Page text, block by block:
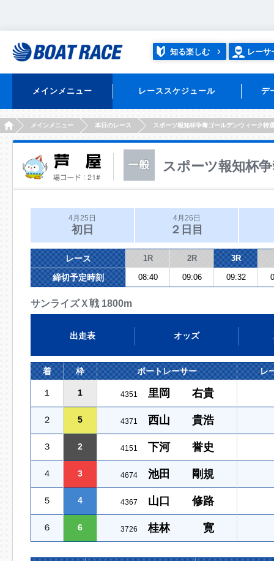
知る楽しむ レーサ
メインメニュー レーススケジュール デ
HOMEメインメニュー 本日のレース スポーツ報知杯争奪ゴールデンウィーク特
スポーツ報知杯
4月25日
初日
4月26日
２日目
レース 1R 2R 3R
締切予定時刻 08:40 09:06 09:32
サンライズＸ戦 1800m
出走表 オッズ
着 枠 ボートレーサー レ
１ 1 4351 里岡 右貴
２ 5 4371 西山 貴浩
３ 2 4151 下河 誉史
４ 3 4674 池田 剛規
５ 4 4367 山口 修路
６ 6 3726 桂林 寛